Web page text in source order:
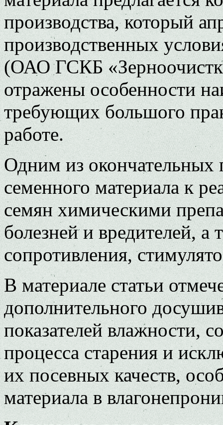
производства, который
производственных
(ОАО ГСКБ
отражены особенности
требующих большого
работе.
Одним из окончательных
семенного материала к
семян химическими
болезней и вредителей, а
сопротивления,
В материале статьи
дополнительного
показателей влажности,
процесса старения и
их посевных качеств,
материала в